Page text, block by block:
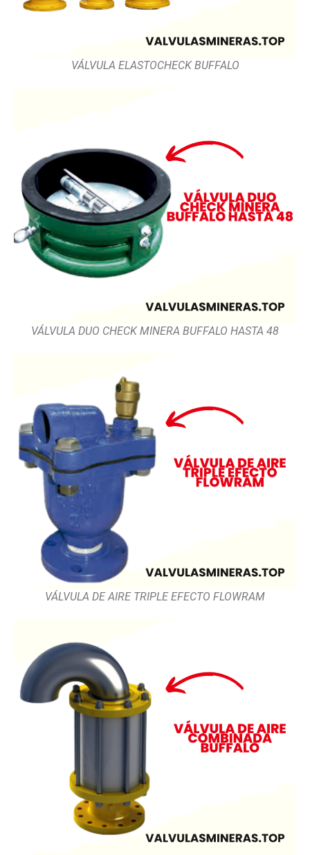
VÁLVULA ELASTOCHECK BUFFALO
VÁLVULA DUO CHECK MINERA BUFFALO HASTA 48
VÁLVULA DE AIRE TRIPLE EFECTO FLOWRAM